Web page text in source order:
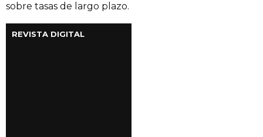
sobre tasas de largo plazo.
REVISTA DIGITAL